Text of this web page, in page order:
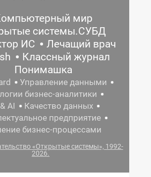
мир
системы.СУБД
ИС
Лечащий врач
Классный журнал
Понимашка
Управление данными
бизнес-аналитики
AI
Качество данных
предприятие
бизнес-процессами
«Открытые системы», 1992-
2026.